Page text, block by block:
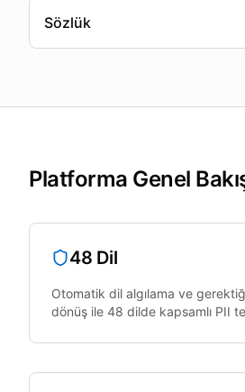
Sözlük
Platforma Genel
48 Dil
Otomatik dil algılama ve
dönüş ile 48 dilde kapsamlı PII